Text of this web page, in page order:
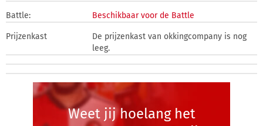
Battle: Beschikbaar voor de Battle
Prijzenkast
De prijzenkast van okkingcompany is nog
leeg.
Weet jij hoelang het